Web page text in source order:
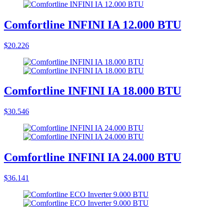
Comfortline INFINI IA 12.000 BTU
$20.226
Comfortline INFINI IA 18.000 BTU
$30.546
Comfortline INFINI IA 24.000 BTU
$36.141